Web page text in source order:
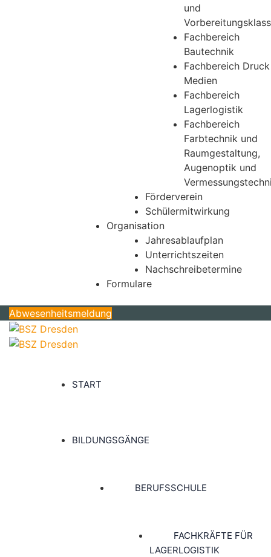
und
Fachbereich
Bautechnik
Fachbereich Druck
Medien
Fachbereich
Lagerlogistik
Fachbereich
Farbtechnik und
Raumgestaltung,
Augenoptik und
Förderverein
Schülermitwirkung
Organisation
Jahresablaufplan
Unterrichtszeiten
Nachschreibetermine
Formulare
Abwesenheitsmeldung
START
BILDUNGSGÄNGE
BERUFSSCHULE
FACHKRÄFTE FÜR
LAGERLOGISTIK